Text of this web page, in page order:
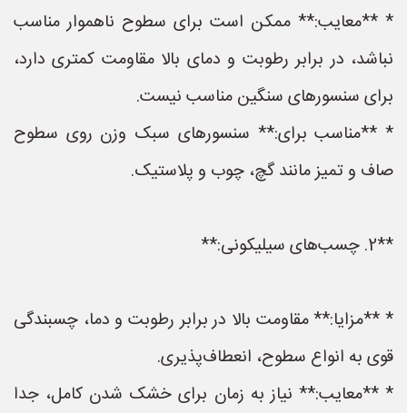
* **معایب:** ممکن است برای سطوح ناهموار مناسب
نباشد، در برابر رطوبت و دمای بالا مقاومت کمتری دارد،
برای سنسورهای سنگین مناسب نیست.
* **مناسب برای:** سنسورهای سبک وزن روی سطوح
صاف و تمیز مانند گچ، چوب و پلاستیک.
**2. چسب‌های سیلیکونی:**
* **مزایا:** مقاومت بالا در برابر رطوبت و دما، چسبندگی
قوی به انواع سطوح، انعطاف‌پذیری.
* **معایب:** نیاز به زمان برای خشک شدن کامل، جدا